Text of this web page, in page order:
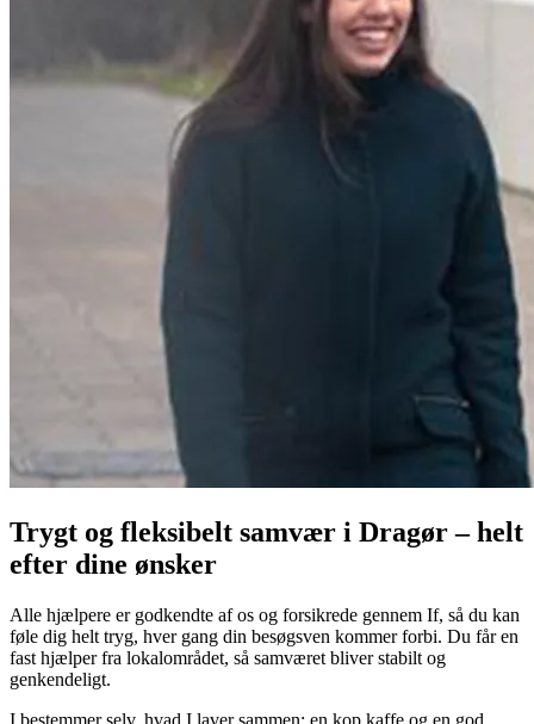
Trygt og fleksibelt samvær i Dragør – helt
efter dine ønsker
Alle hjælpere er godkendte af os og forsikrede gennem If, så du kan
føle dig helt tryg, hver gang din besøgsven kommer forbi. Du får en
fast hjælper fra lokalområdet, så samværet bliver stabilt og
genkendeligt.
I bestemmer selv, hvad I laver sammen: en kop kaffe og en god